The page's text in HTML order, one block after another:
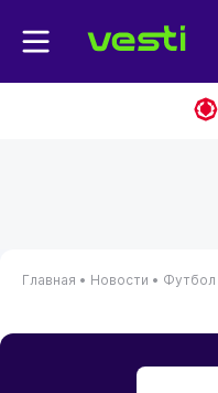
Главная • Новости • Футбол